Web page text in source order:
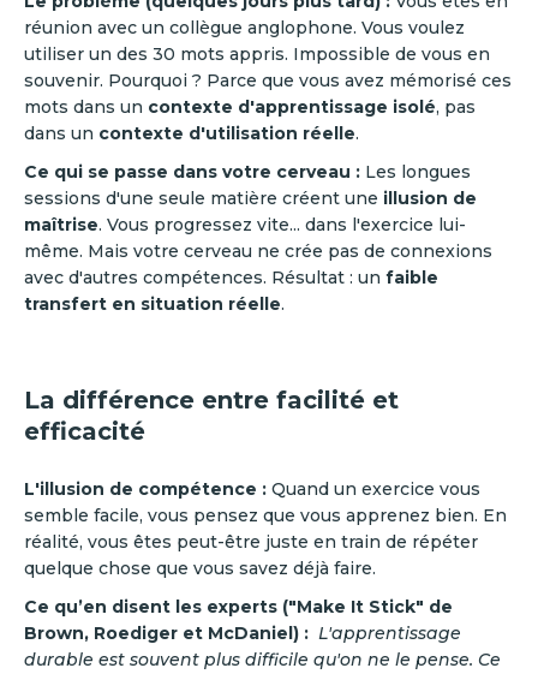
réunion avec un collègue anglophone. Vous voulez
utiliser un des 30 mots appris. Impossible de vous en
souvenir. Pourquoi ? Parce que vous avez mémorisé ces
mots dans un contexte d'apprentissage isolé, pas
dans un contexte d'utilisation réelle.
Ce qui se passe dans votre cerveau : Les longues
sessions d'une seule matière créent une illusion de
maîtrise. Vous progressez vite... dans l'exercice lui-
même. Mais votre cerveau ne crée pas de connexions
avec d'autres compétences. Résultat : un faible
transfert en situation réelle.
La différence entre facilité et
efficacité
L'illusion de compétence : Quand un exercice vous
semble facile, vous pensez que vous apprenez bien. En
réalité, vous êtes peut-être juste en train de répéter
quelque chose que vous savez déjà faire.
Ce qu’en disent les experts ("Make It Stick" de
Brown, Roediger et McDaniel) : L'apprentissage
durable est souvent plus difficile qu'on ne le pense. Ce